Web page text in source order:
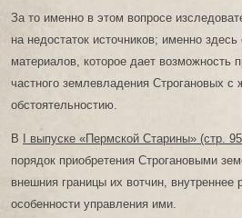
За то именно в этом вопросе
на недостаток источников; именно
материалов, которое дает возможность
частного землевладения Строгановых с
обстоятельностию.
В I выпуске «Пермской Старины» (стр.
порядок приобретения Строгановыми
внешния границы их вотчин, внутреннее
особенности управления ими.